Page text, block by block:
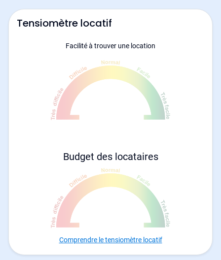
Tensiomètre locatif
Facilité à trouver une location
Budget des locataires
Comprendre le tensiomètre locatif